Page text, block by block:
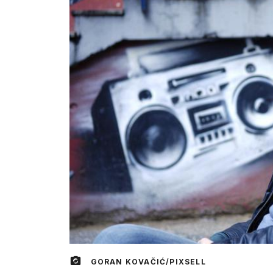
GORAN KOVAČIĆ/PIXSELL